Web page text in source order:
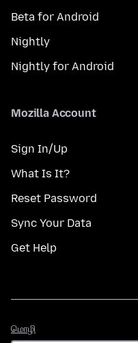
Beta for Android
Nightly
Nightly for Android
Mozilla Account
Sign In/Up
What Is It?
Reset Password
Sync Your Data
Get Help
மொழி